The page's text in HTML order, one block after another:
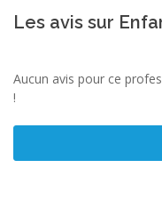
Les avis sur
Aucun avis pour ce
!